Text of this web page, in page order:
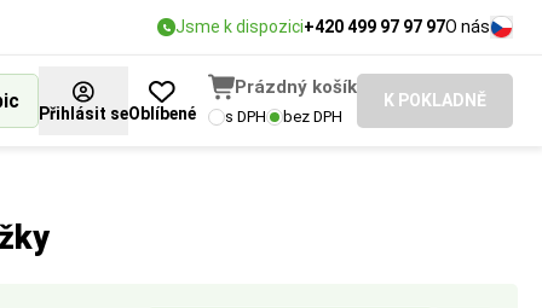
Jsme k dispozici+420 499 97 97 97O nás
Přihlásit seOblíbené
Prázdný košík
s DPH bez DPH
K POKLADNĚ
vašim
pevnosti
prostoru,